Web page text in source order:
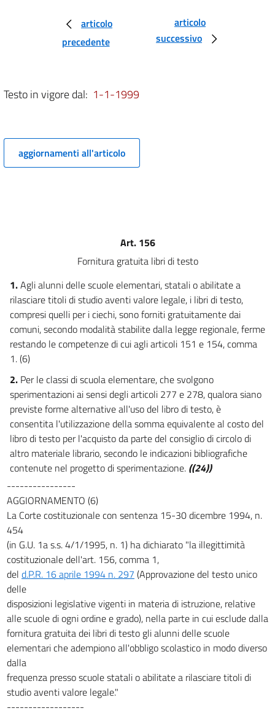
ORGANI COLLEGIALI A LIVELLO DI CIRCOLO E DI
5
7
8
Assemblee degli studenti e dei genitori
14
15
Capo II
((CAPO ABROGATO DALLA L. 2 DICEMBRE 2025, N. 182))
17
18
19
Capo III
ORGANI COLLEGIALI A LIVELLO PROVINCIALE
20
22
Capo IV
23
24
Capo V
AUTONOMIA AMMINISTRATIVA E VIGILANZA
26
27
29
articolo
precedente
articolo
successivo
Testo in vigore dal: 1-1-1999
aggiornamenti all'articolo
Art. 156
Fornitura gratuita libri di testo
1.Agli alunni delle scuole elementari, statali o abilitate a
rilasciare titoli di studio aventi valore legale, i libri di testo,
compresi quelli per i ciechi, sono forniti gratuitamente dai
comuni, secondo modalità stabilite dalla legge regionale, ferme
restando le competenze di cui agli articoli 151 e 154, comma
1. (6)
2. Per le classi di scuola elementare, che svolgono
sperimentazioni ai sensi degli articoli 277 e 278, qualora siano
previste forme alternative all'uso del libro di testo, è
consentita l'utilizzazione della somma equivalente al costo del
libro di testo per l'acquisto da parte del consiglio di circolo di
altro materiale librario, secondo le indicazioni bibliografiche
contenute nel progetto di sperimentazione. ((24))
----------------
AGGIORNAMENTO (6)
La Corte costituzionale con sentenza 15-30 dicembre 1994, n.
454
(in G.U. 1a s.s. 4/1/1995, n. 1) ha dichiarato "la illegittimità
costituzionale dell'art. 156, comma 1,
del d.P.R. 16 aprile 1994 n. 297 (Approvazione del testo unico
delle
disposizioni legislative vigenti in materia di istruzione, relative
alle scuole di ogni ordine e grado), nella parte in cui esclude dalla
fornitura gratuita dei libri di testo gli alunni delle scuole
elementari che adempiono all'obbligo scolastico in modo diverso
dalla
frequenza presso scuole statali o abilitate a rilasciare titoli di
studio aventi valore legale."
------------------